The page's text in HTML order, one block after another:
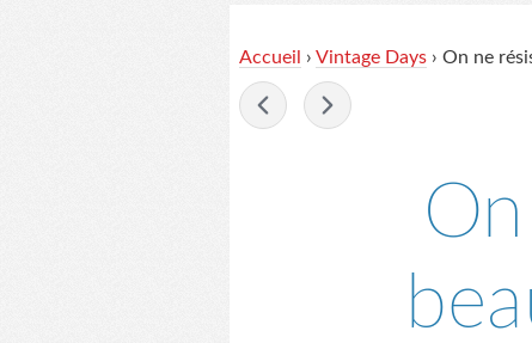
Accueil
› Vintage Days › On ne